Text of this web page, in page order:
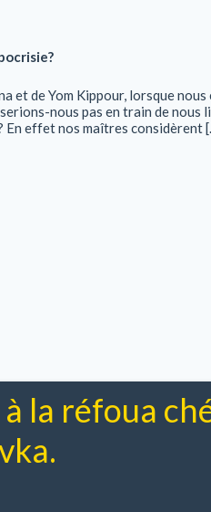
et de Yom Kippour, lorsque
nous pas en train de nous
effet nos maîtres considèrent
la réfoua